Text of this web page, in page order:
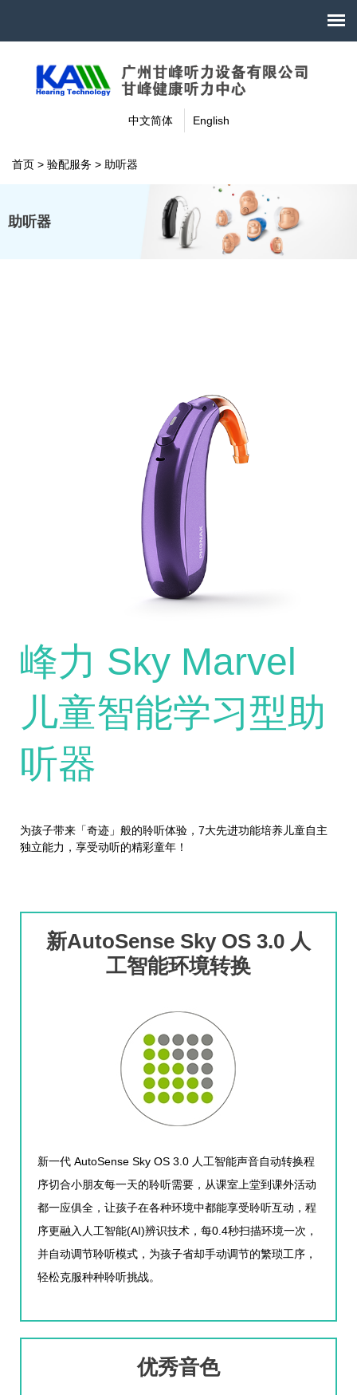
中文简体 English
首页 > 验配服务 > 助听器
助听器
峰力 Sky Marvel
儿童智能学习型助
听器
为孩子带来「奇迹」般的聆听体验， 7大先进功能培养儿童自主
独立能力，享受动听的精彩童年！
新AutoSense Sky OS 3.0 人
工智能环境转换
新一代 AutoSense Sky OS 3.0 人工智能声音自动转换程
序切合小朋友每一天的聆听需要，从课室上堂到课外活动
都一应俱全，让孩子在各种环境中都能享受聆听互动，程
序更融入人工智能(AI)辨识技术，每0.4秒扫描环境一次，
并自动调节聆听模式，为孩子省却手动调节的繁琐工序，
轻松克服种种聆听挑战。
优秀音色